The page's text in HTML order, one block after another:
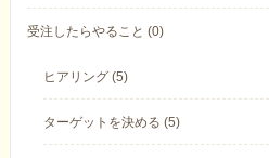
受注したらやること (0)
ヒアリング (5)
ターゲットを決める (5)